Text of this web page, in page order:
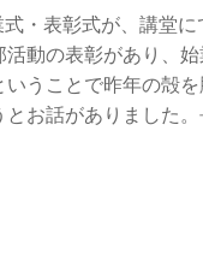
・表彰式が、講堂に
動の表彰があり、
うことで昨年の殻
お話がありました